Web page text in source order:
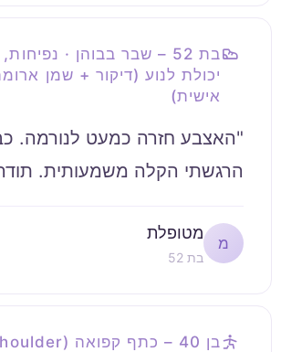
בת 52 – שבר בבוהן ·
יכולת לנוע (דיקור + שמן
אישית)
"האצבע חזרה כמעט לנורמה.
הרגשתי הקלה משמעותית.
מ
מטופלת
בת 52